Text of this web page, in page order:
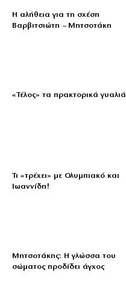
Η αλήθεια για τη σχέση
Βαρβιτσιώτη – Μητσοτάκη
«Τέλος» τα πρακτορικά γυαλιά
Τι «τρέχει» με Ολυμπιακό και
Ιωαννίδη!
Μητσοτάκης: Η γλώσσα του
σώματος προδίδει άγχος